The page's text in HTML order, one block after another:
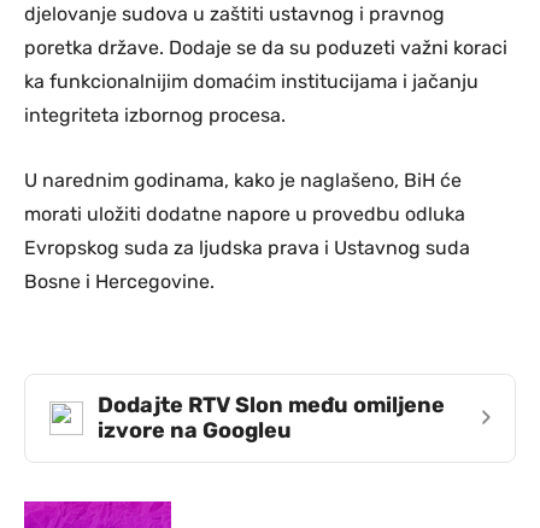
djelovanje sudova u zaštiti ustavnog i pravnog
poretka države. Dodaje se da su poduzeti važni koraci
ka funkcionalnijim domaćim institucijama i jačanju
integriteta izbornog procesa.
U narednim godinama, kako je naglašeno, BiH će
morati uložiti dodatne napore u provedbu odluka
Evropskog suda za ljudska prava i Ustavnog suda
Bosne i Hercegovine.
Dodajte RTV Slon među omiljene
izvore na Googleu
›